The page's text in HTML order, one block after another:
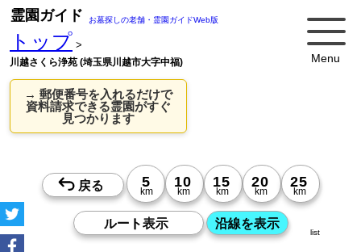
Menu
霊園ガイド お墓探しの老舗・霊園ガイドWeb版
トップ >
川越さくら浄苑 (埼玉県川越市大字中福)
→ 郵便番号を入れるだけで
資料請求できる霊園がすぐ
見つかります
list